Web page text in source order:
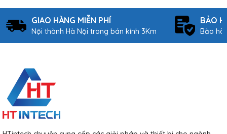
GIAO HÀNG MIỄN PHÍ
Nội thành Hà Nội trong bán kính 3Km
BẢO
Bảo